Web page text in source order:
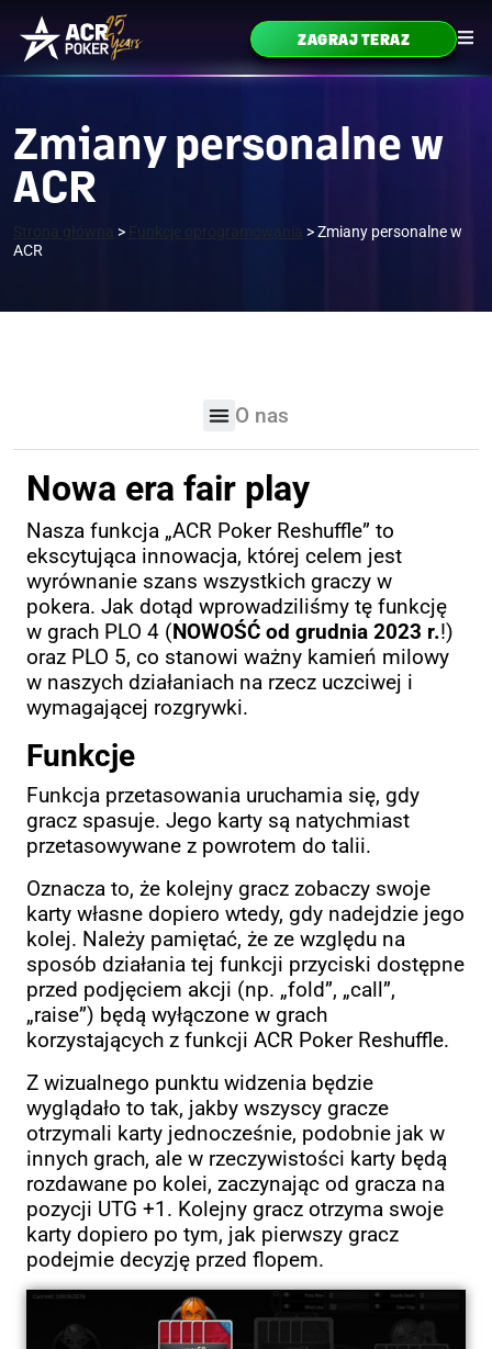
Przejdź do treści
Główne menu ZAGRAJ TERAZ
Zmiany personalne w
ACR
> Funkcje oprogramowania >Zmiany personalne w
ACR
Nowa era fair play
Nasza funkcja „ACR Poker Reshuffle” to
ekscytująca innowacja, której celem jest
wyrównanie szans wszystkich graczy w
pokera. Jak dotąd wprowadziliśmy tę funkcję
w grach PLO 4 (NOWOŚĆ od grudnia 2023 r.!)
oraz PLO 5, co stanowi ważny kamień milowy
w naszych działaniach na rzecz uczciwej i
wymagającej rozgrywki.
Funkcje
Funkcja przetasowania uruchamia się, gdy
gracz spasuje. Jego karty są natychmiast
przetasowywane z powrotem do talii.
Oznacza to, że kolejny gracz zobaczy swoje
karty własne dopiero wtedy, gdy nadejdzie jego
kolej. Należy pamiętać, że ze względu na
sposób działania tej funkcji przyciski dostępne
przed podjęciem akcji (np. „fold”, „call”,
„raise”) będą wyłączone w grach
korzystających z funkcji ACR Poker Reshuffle.
Z wizualnego punktu widzenia będzie
wyglądało to tak, jakby wszyscy gracze
otrzymali karty jednocześnie, podobnie jak w
innych grach, ale w rzeczywistości karty będą
rozdawane po kolei, zaczynając od gracza na
pozycji UTG +1. Kolejny gracz otrzyma swoje
karty dopiero po tym, jak pierwszy gracz
podejmie decyzję przed flopem.
O nas